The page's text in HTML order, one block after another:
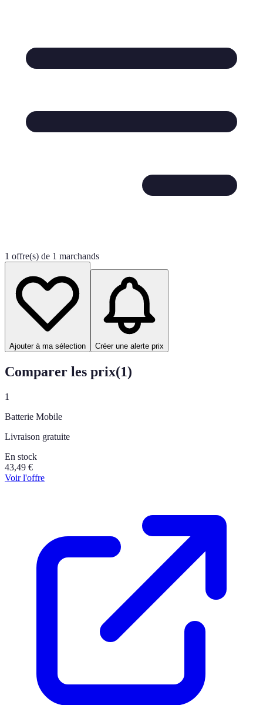
1 offre(s) de 1 marchands
Ajouter à ma sélection Créer une alerte prix
Comparer les prix(1)
1
Batterie Mobile
Livraison gratuite
En stock
43,49 €
Voir l'offre